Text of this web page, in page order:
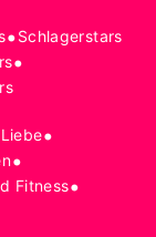
•Schlagerstars
•
Liebe•
•
Fitness•